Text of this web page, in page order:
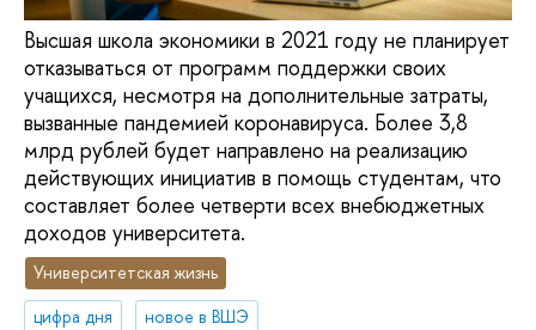
Высшая школа экономики в 2021 году не планирует
отказываться от программ поддержки своих
учащихся, несмотря на дополнительные затраты,
вызванные пандемией коронавируса. Более 3,8
млрд рублей будет направлено на реализацию
действующих инициатив в помощь студентам, что
составляет более четверти всех внебюджетных
доходов университета.
Университетская жизнь
цифра дня
новое в ВШЭ